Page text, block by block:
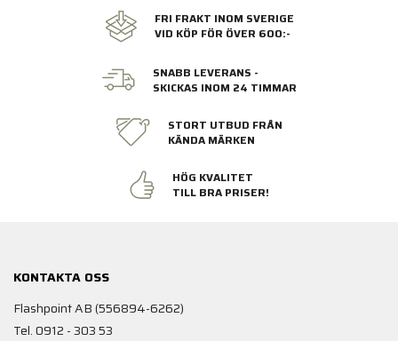
FRI FRAKT INOM SVERIGE
VID KÖP FÖR ÖVER 600:-
SNABB LEVERANS -
SKICKAS INOM 24 TIMMAR
STORT UTBUD FRÅN
KÄNDA MÄRKEN
HÖG KVALITET
TILL BRA PRISER!
KONTAKTA OSS
Flashpoint AB (556894-6262)
Tel. 0912 - 303 53